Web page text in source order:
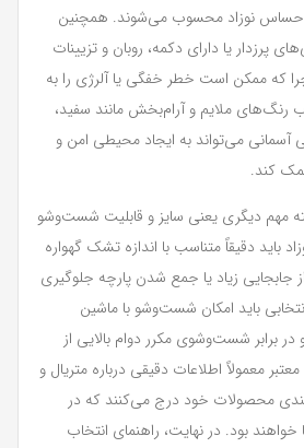
حساس نوزاد محسوب می‌شوند. همچنین
پرزدار یا دارای دکمه، روبان و تزیینات
که ممکن است خطر خفگی یا آلرژی را به
رنگ‌های ملایم و آرام‌بخش مانند سفید،
آسمانی می‌تواند به ایجاد محیطی امن و
کند.
مهم دیگری یعنی سایز و قابلیت شست‌وشو
باید دقیقاً متناسب با اندازه تشک گهواره
جابجایی زیاد یا جمع شدن پارچه جلوگیری
باید امکان شست‌وشو با ماشین
در برابر شست‌وشوی مکرر دوام بالایی از
معمولاً اطلاعات دقیقی درباره متریال و
محصولات خود درج می‌کنند که در
بود. در نهایت، راهنمای انتخاب